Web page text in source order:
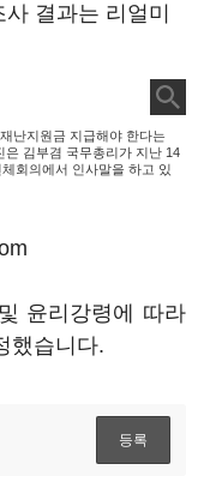
결과는 리얼미
난지원금 지급해야 한다는
은 김부겸 국무총리가 지난 14
회의에서 인사말을 하고 있
윤리강령에 따라
했습니다.